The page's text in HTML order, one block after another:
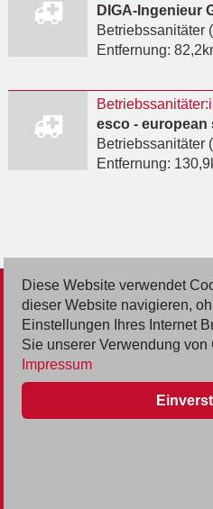
DIGA-Ingenieur
Betriebssanitäter
Entfernung:
Betriebssanitäter
Entfernung:
© 2026 Deutsche Jobmarkt GmbH
Inserieren
Kontakt
AGB
Diese Website verwendet
dieser Website navigieren,
Einstellungen Ihres Internet
Sie unserer Verwendung von
Impressum